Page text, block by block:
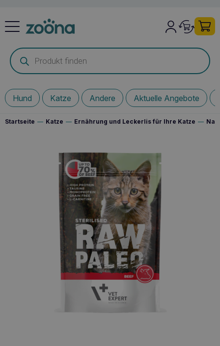
Products
search
Hund Katze Andere Aktuelle Angebote
Startseite — Katze — Ernährung und Leckerlis für Ihre Katze —